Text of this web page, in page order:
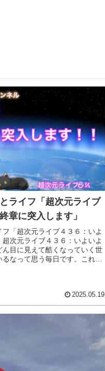
ライフ「超次元ライブ
章に突入します」
「超次元ライブ４３６：いよ
次元ライブ４３６：いよいよ
目に見えて酷くなっていく世
なって思う毎日です。これか
2025.05.19